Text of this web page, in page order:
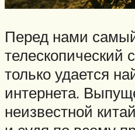
Перед нами
телескопический
только удается
интернета.
неизвестной